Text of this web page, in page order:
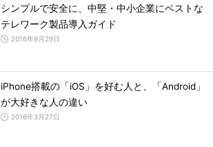
シンプルで安全に、中堅・中小企業にベストな
テレワーク製品導入ガイド
2016年9月29日
iPhone搭載の「iOS」を好む人と、「Android」
が大好きな人の違い
2016年3月27日